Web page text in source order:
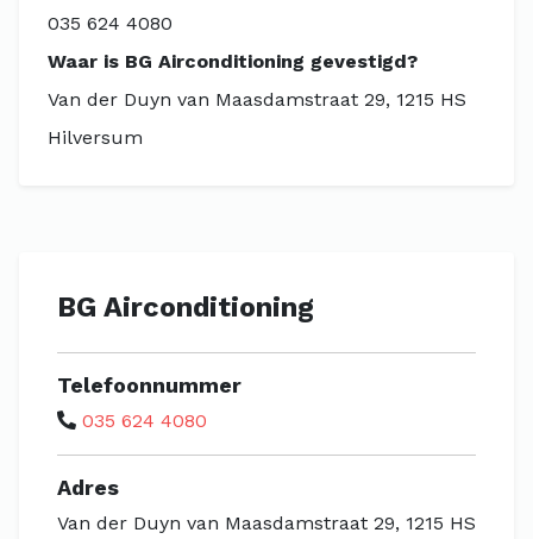
035 624 4080
Waar is BG Airconditioning gevestigd?
Van der Duyn van Maasdamstraat 29, 1215 HS
Hilversum
BG Airconditioning
Telefoonnummer
035 624 4080
Adres
Van der Duyn van Maasdamstraat 29, 1215 HS